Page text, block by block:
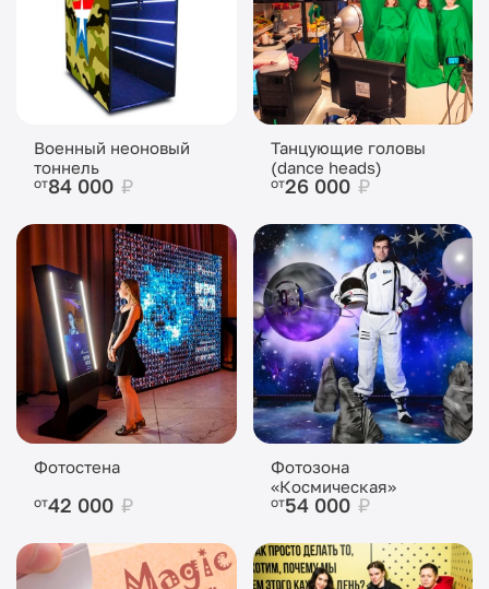
Военный неоновый
тоннель
от84 000 ₽
Танцующие головы
(dance heads)
от26 000 ₽
Фотостена
от42 000 ₽
Фотозона
«Космическая»
от54 000 ₽